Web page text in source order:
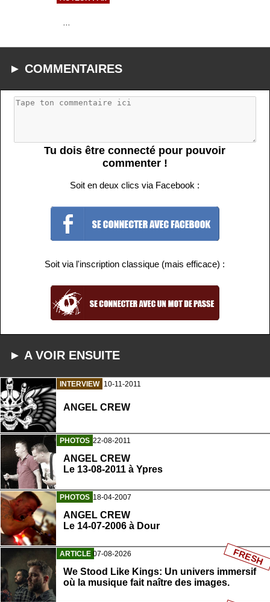
...
► COMMENTAIRES
Tu dois être connecté pour pouvoir
commenter !
Soit en deux clics via Facebook :
Soit via l'inscription classique (mais efficace) :
► A VOIR ENSUITE
INTERVIEW 10-11-2011
ANGEL CREW
PHOTOS 22-08-2011
ANGEL CREW
Le 13-08-2011 à Ypres
PHOTOS 18-04-2007
ANGEL CREW
Le 14-07-2006 à Dour
ARTICLE 07-08-2026
We Stood Like Kings: Un univers immersif
où la musique fait naître des images.
FRESH